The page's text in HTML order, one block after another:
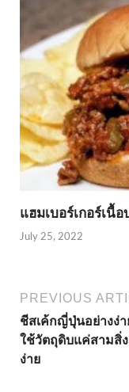
แฮมเบอร์เกอร์เนื้อ
July 25, 2022
PREVIOUS
ชีสเค้กญี่ปุ่นอย่างง่
ใช้วัตถุดิบแค่สามสิ่
ง่าย